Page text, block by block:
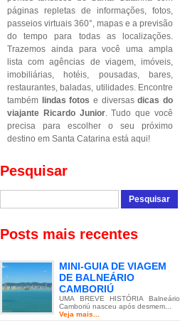
páginas repletas de informações, fotos,
passeios virtuais 360°, mapas e a previsão
do tempo para todas as localizações.
Trazemos ainda para você uma ampla
lista com agências de viagem, imóveis,
imobiliárias, hotéis, pousadas, bares,
restaurantes, baladas, utilidades. Encontre
também
lindas fotos e diversasdicas do
viajante Ricardo Junior. Tudo que você
precisa para escolher o seu próximo
destino em Santa Catarina está aqui!
Pesquisar
Posts mais recentes
MINI-GUIA DE VIAGEM
DE BALNEÁRIO
CAMBORIÚ
UMA BREVE HISTÓRIA Balneário
Camboriú nasceu após desmem...
Veja mais...